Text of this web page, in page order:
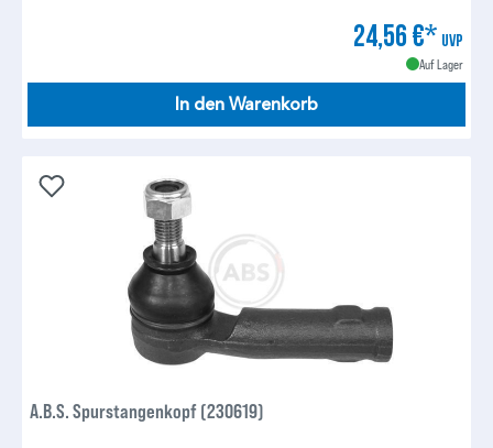
24,56 €* UVP
Auf Lager
In den Warenkorb
A.B.S. Spurstangenkopf (230619)